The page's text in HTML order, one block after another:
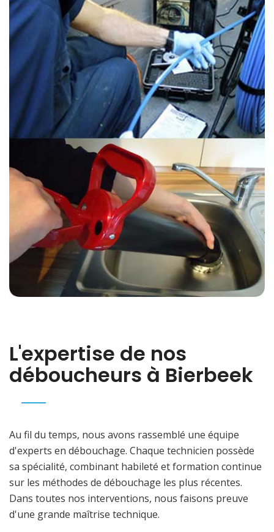
L'expertise de nos
déboucheurs à Bierbeek
Au fil du temps, nous avons rassemblé une équipe
d'experts en débouchage. Chaque technicien possède
sa spécialité, combinant habileté et formation continue
sur les méthodes de débouchage les plus récentes.
Dans toutes nos interventions, nous faisons preuve
d'une grande maîtrise technique.